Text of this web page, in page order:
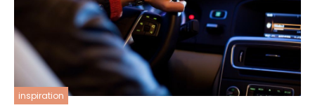
inspiration